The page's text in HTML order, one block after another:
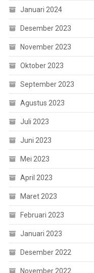
Januari 2024
Desember 2023
November 2023
Oktober 2023
September 2023
Agustus 2023
Juli 2023
Juni 2023
Mei 2023
April 2023
Maret 2023
Februari 2023
Januari 2023
Desember 2022
November 2022